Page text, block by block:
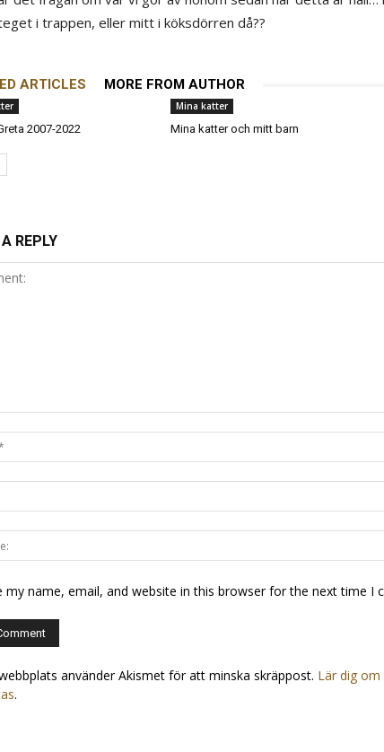
i trappen, eller mitt i köksdörren då??
ARTICLES MORE FROM AUTHOR
2007-2022
Mina katter
Mina katter och mitt barn
REPLY
my name, email, and website in this browser for the next time I
använder Akismet för att minska skräppost. Lär dig
.